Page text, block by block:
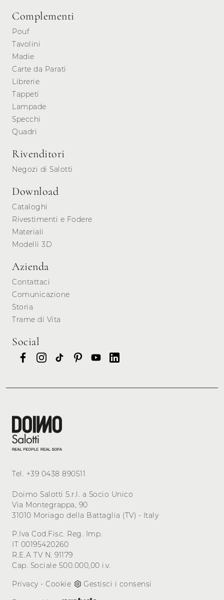
Complementi
Pouf
Tavolini
Madie
Carte da Parati
Librerie
Tappeti
Lampade
Specchi
Quadri
Rivenditori
Negozi di Salotti
Download
Cataloghi
Rivestimenti e Fodere
Materiali
Modelli 3D
Azienda
Contattaci
Comunicazione
Storia
Trame di Vita
Social
Tel. +39 0438 890511
Doimo Salotti S.r.l. a Socio Unico
Via Montegrappa, 90
31010 Moriago della Battaglia (TV) - Italy
P.Iva Cod.Fisc. Reg. Imp.
IT 00195420260
R.E.A TV N. 91179
Cap. Sociale 500.000,00 i.v.
Privacy - Cookie Gestisci i consensi